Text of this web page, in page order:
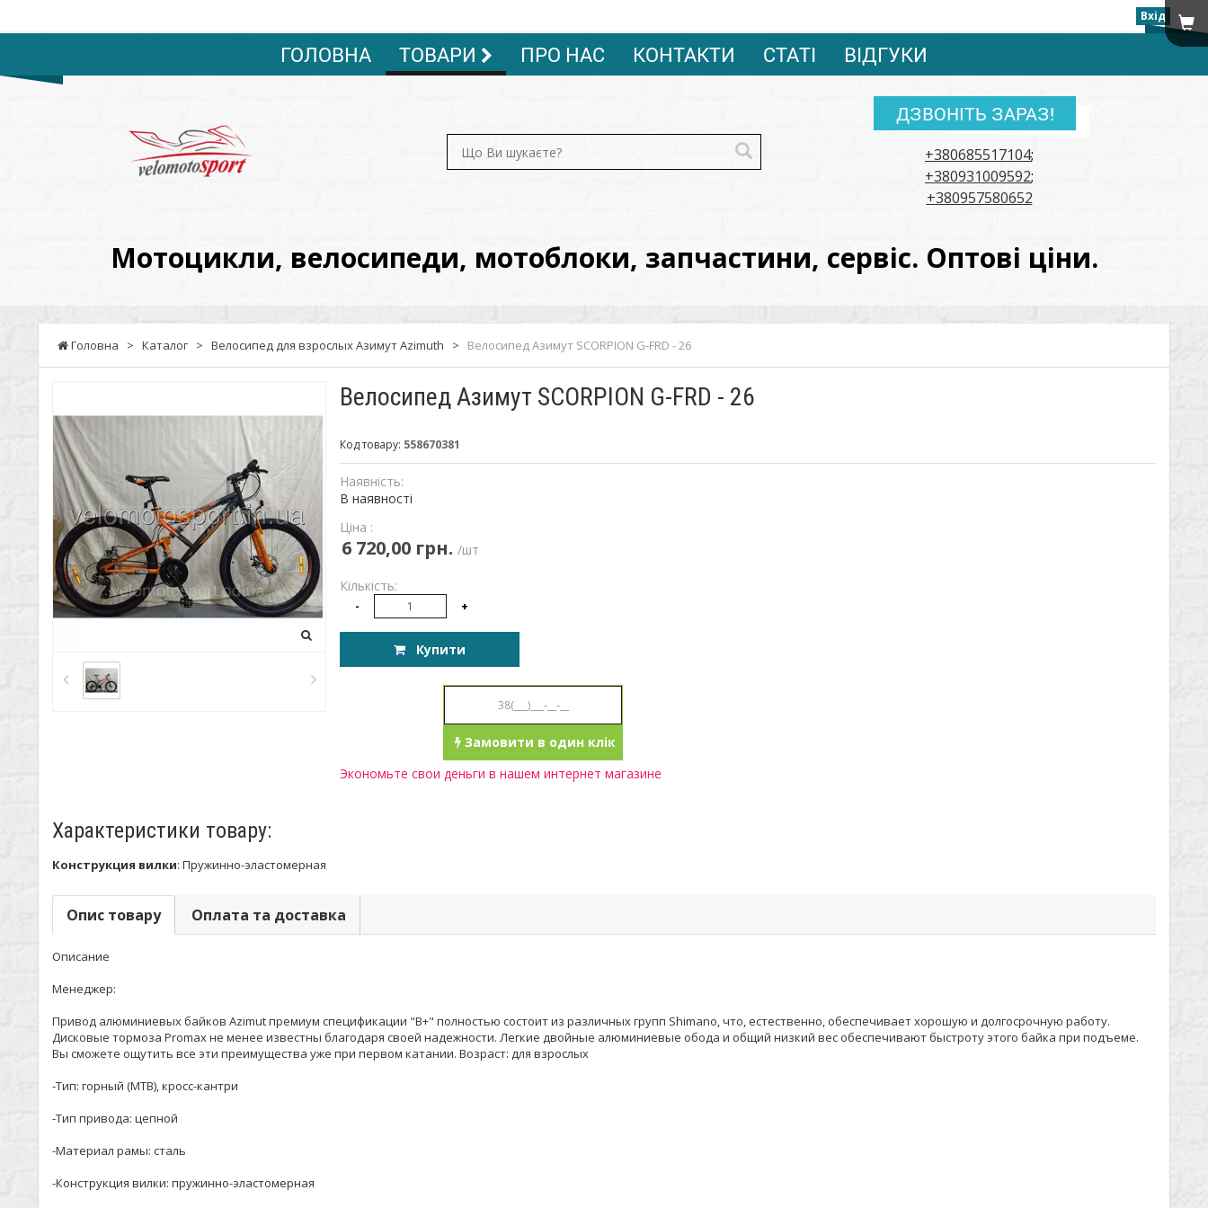
Вхід
ГОЛОВНА ТОВАРИ ПРО НАС КОНТАКТИ СТАТІ ВІДГУКИ
Мотоцикли,
запчастини,
Оптові
ціни.
ДЗВОНІТЬ ЗАРАЗ!
+380685517104;
+380931009592;
+380957580652
Мотоцикли, велосипеди, мотоблоки, запчастини, сервіс. Оптові ціни.
Головна > Каталог > Велосипед для взрослых Азимут Azimuth > Велосипед Азимут SCORPION G-FRD - 26
Велосипед Азимут SCORPION G-FRD - 26
Код товару: 558670381
Наявність:
В наявності
Ціна :
6 720,00 грн. /шт
Кількість:
- +
Купити
Замовити в один клік
Экономьте свои деньги в нашем интернет магазине
Характеристики товару:
Конструкция вилки: Пружинно-эластомерная
Опис товару Оплата та доставка
Описание
Менеджер:
Привод алюминиевых байков Azimut премиум спецификации "B+" полностью состоит из различных групп Shimano, что, естественно, обеспечивает хорошую и долгосрочную работу.
Дисковые тормоза Promax не менее известны благодаря своей надежности. Легкие двойные алюминиевые обода и общий низкий вес обеспечивают быстроту этого байка при подъеме.
Вы сможете ощутить все эти преимущества уже при первом катании. Возраст: для взрослых
-Тип: горный (MTB), кросс-кантри
-Тип привода: цепной
-Материал рамы: сталь
-Конструкция вилки: пружинно-эластомерная